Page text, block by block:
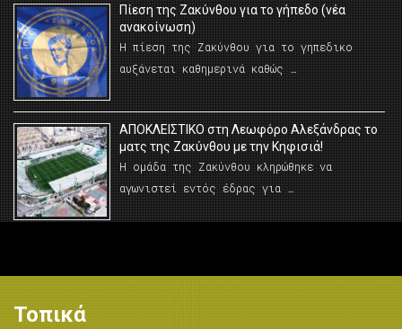
Πίεση της Ζακύνθου για το γήπεδο (νέα
ανακοίνωση)
Η πίεση της Ζακύνθου για το γηπεδικο
αυξάνεται καθημερινά καθώς …
AΠΟΚΛΕΙΣΤΙΚΟ στη Λεωφόρο Αλεξάνδρας το
ματς της Ζακύνθου με την Κηφισιά!
Η ομάδα της Ζακύνθου κληρώθηκε να
αγωνιστεί εντός έδρας για …
Τοπικά